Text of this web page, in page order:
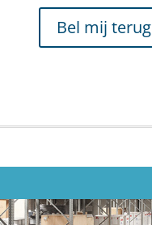
Bel mij terug